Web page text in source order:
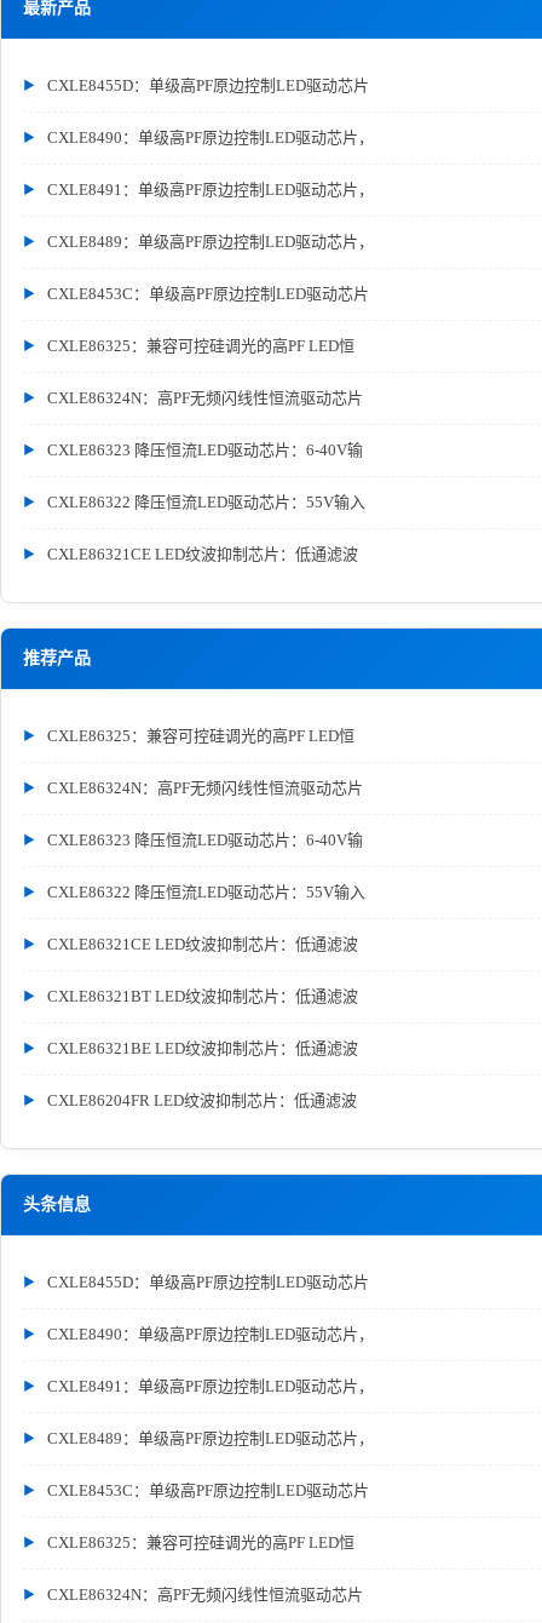
最新产品
CXLE8455D：单级高PF原边控制LED驱动芯片
CXLE8490：单级高PF原边控制LED驱动芯片，
CXLE8491：单级高PF原边控制LED驱动芯片，
CXLE8489：单级高PF原边控制LED驱动芯片，
CXLE8453C：单级高PF原边控制LED驱动芯片
CXLE86325：兼容可控硅调光的高PF LED恒
CXLE86324N：高PF无频闪线性恒流驱动芯片
CXLE86323 降压恒流LED驱动芯片：6-40V输
CXLE86322 降压恒流LED驱动芯片：55V输入
CXLE86321CE LED纹波抑制芯片：低通滤波
推荐产品
CXLE86325：兼容可控硅调光的高PF LED恒
CXLE86324N：高PF无频闪线性恒流驱动芯片
CXLE86323 降压恒流LED驱动芯片：6-40V输
CXLE86322 降压恒流LED驱动芯片：55V输入
CXLE86321CE LED纹波抑制芯片：低通滤波
CXLE86321BT LED纹波抑制芯片：低通滤波
CXLE86321BE LED纹波抑制芯片：低通滤波
CXLE86204FR LED纹波抑制芯片：低通滤波
头条信息
CXLE8455D：单级高PF原边控制LED驱动芯片
CXLE8490：单级高PF原边控制LED驱动芯片，
CXLE8491：单级高PF原边控制LED驱动芯片，
CXLE8489：单级高PF原边控制LED驱动芯片，
CXLE8453C：单级高PF原边控制LED驱动芯片
CXLE86325：兼容可控硅调光的高PF LED恒
CXLE86324N：高PF无频闪线性恒流驱动芯片